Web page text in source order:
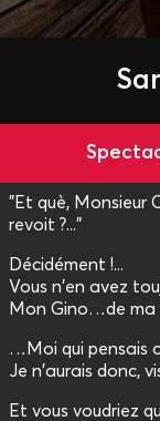
"Et què, Monsieur
revoit ?..."
Décidément !...
Vous n'en avez
Mon Gino…de ma
…Moi qui pensais
Je n'aurais donc,
Et vous voudriez